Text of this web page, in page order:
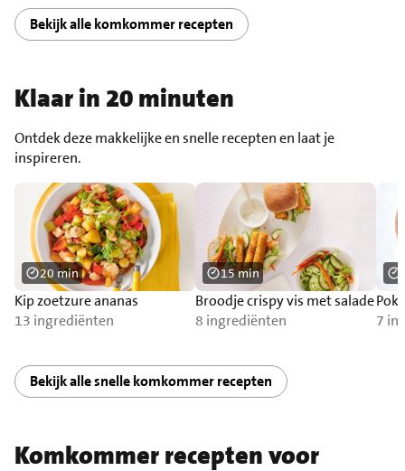
Bekijk alle komkommer recepten
Klaar in 20 minuten
Ontdek deze makkelijke en snelle recepten en laat je
inspireren.
Kip zoetzure ananas
13 ingrediënten
20 min
Broodje crispy vis met salade
8 ingrediënten
15 min
7
Bekijk alle snelle komkommer recepten
Komkommer recepten voor